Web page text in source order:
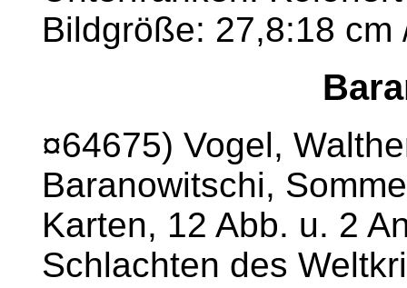
Bildgröße: 27,8:18
¤64675) Vogel,
Baranowitschi,
Karten, 12 Abb. u. 2
Schlachten des